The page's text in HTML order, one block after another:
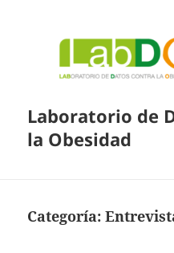
Laboratorio de
la Obesidad
Categoría: